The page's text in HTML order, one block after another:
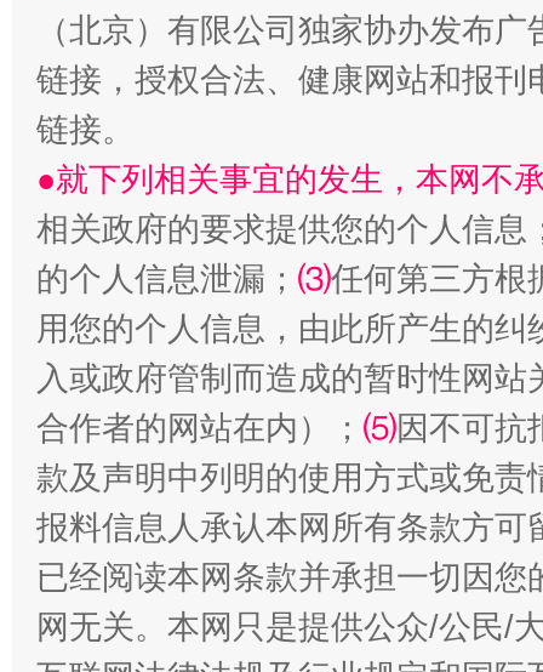
解纷+调解+退费，一次搞定
（北京）有限公司独家协办发布
链接，授权合法、健康网站和报
链接。
●就下列相关事宜的发生，本网不
相关政府的要求提供您的个人信息
的个人信息泄漏； ⑶任何第三方根
用您的个人信息，由此所产生的纠
入或政府管制而造成的暂时性网
合作者的网站在内）； ⑸因不可抗
款及声明中列明的使用方式或免责
报料信息人承认本网所有条款方
已经阅读本网条款并承担一切因
网无关。本网只是提供公众/公民/